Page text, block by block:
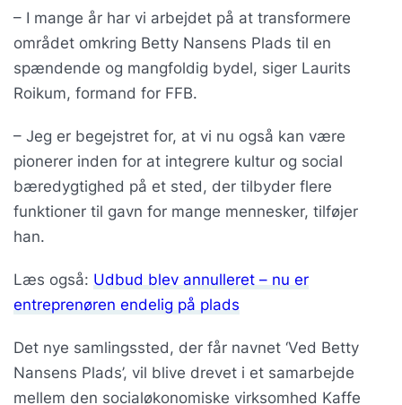
– I mange år har vi arbejdet på at transformere
området omkring Betty Nansens Plads til en
spændende og mangfoldig bydel, siger Laurits
Roikum, formand for FFB.
– Jeg er begejstret for, at vi nu også kan være
pionerer inden for at integrere kultur og social
bæredygtighed på et sted, der tilbyder flere
funktioner til gavn for mange mennesker, tilføjer
han.
Læs også: Udbud blev annulleret – nu er
entreprenøren endelig på plads
Det nye samlingssted, der får navnet ‘Ved Betty
Nansens Plads’, vil blive drevet i et samarbejde
mellem den socialøkonomiske virksomhed Kaffe